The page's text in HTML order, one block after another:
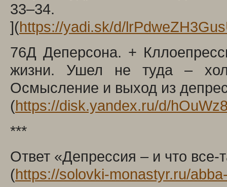
33–34.
](https://yadi.sk/d/
76Д Деперсона. +
жизни. Ушел не туда –
Осмысление и выход из
(https://disk.yandex.ru/d/
***
Ответ «Депрессия – и что все-
(https://solovki-monastyr.ru/